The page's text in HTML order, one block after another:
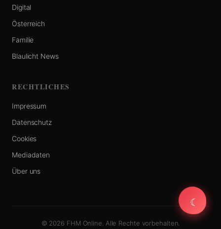
Digital
Österreich
Familie
Blaulicht News
RECHTLICHES
Impressum
Datenschutz
Cookies
Mediadaten
Über uns
© 2026 FHM Online. Alle Rechte vorbehalten.
☾
☾